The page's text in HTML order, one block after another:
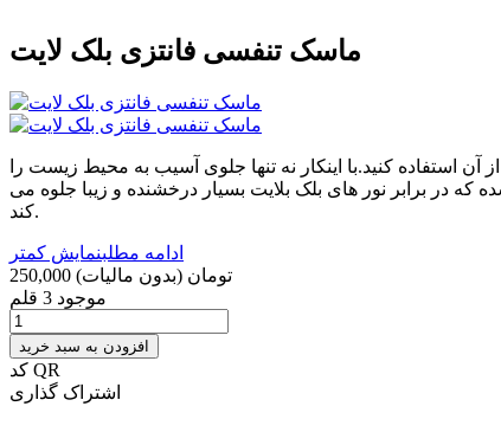
ماسک تنفسی فانتزی بلک لایت
استفاده کنید.با اینکار نه تنها جلوی آسیب به محیط زیست را
در برابر نور های بلک بلایت بسیار درخشنده و زیبا جلوه می
کند.
ادامه مطلبنمایش کمتر
250,000 تومان (بدون مالیات)
موجود 3 قلم
افزودن به سبد خرید
کد QR
اشتراک گذاری